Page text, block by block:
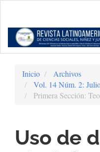
Contenido
principal
Barra
Inicio
Archivos
Vol. 14 Núm. 2:
Primera Sección:
Uso de